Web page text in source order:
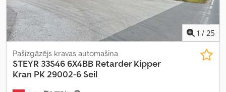
1 / 25
Pašizgāzējs kravas automašīna
STEYR 33S46 6X4BB Retarder Kipper
Kran PK 29002-6 Seil